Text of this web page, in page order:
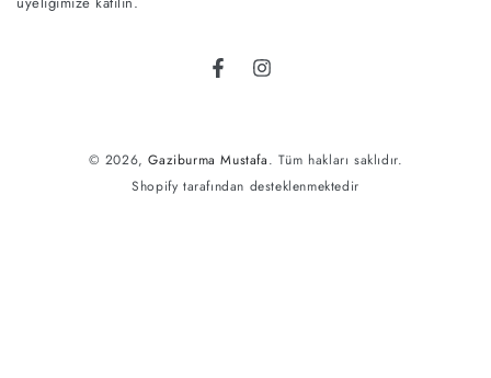
FacebookInstagram
© 2026,Gaziburma Mustafa. Tüm hakları saklıdır.
Shopify tarafından desteklenmektedir